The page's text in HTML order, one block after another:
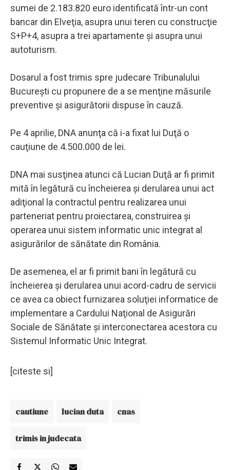
sumei de 2.183.820 euro identificată într-un cont
bancar din Elveţia, asupra unui teren cu construcţie
S+P+4, asupra a trei apartamente şi asupra unui
autoturism.
Dosarul a fost trimis spre judecare Tribunalului
Bucureşti cu propunere de a se menţine măsurile
preventive şi asigurătorii dispuse în cauză.
Pe 4 aprilie, DNA anunţa că i-a fixat lui Duţă o
cauţiune de 4.500.000 de lei.
DNA mai susţinea atunci că Lucian Duţă ar fi primit
mită în legătură cu încheierea şi derularea unui act
adiţional la contractul pentru realizarea unui
parteneriat pentru proiectarea, construirea şi
operarea unui sistem informatic unic integrat al
asigurărilor de sănătate din România.
De asemenea, el ar fi primit bani în legătură cu
încheierea şi derularea unui acord-cadru de servicii
ce avea ca obiect furnizarea soluţiei informatice de
implementare a Cardului Naţional de Asigurări
Sociale de Sănătate şi interconectarea acestora cu
Sistemul Informatic Unic Integrat.
[citeste si]
cautiune lucian duta cnas
trimis in judecata